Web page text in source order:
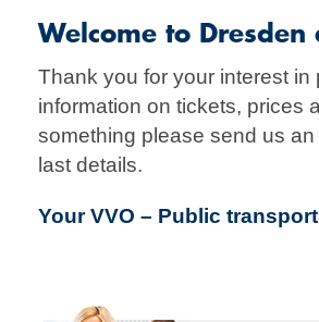
Welcome to
Thank you for your interest
information on tickets, prices
something please send us
last details.
Your VVO – Public